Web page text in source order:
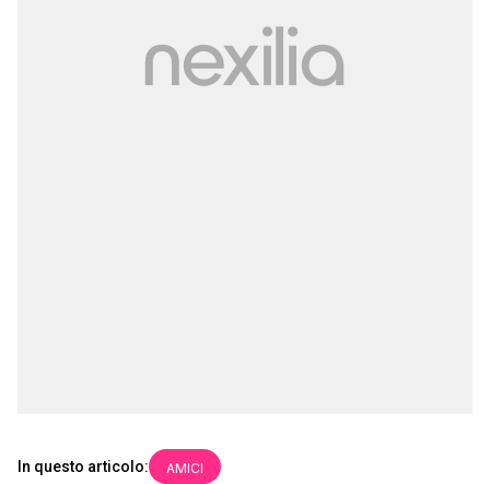
In questo articolo: AMICI